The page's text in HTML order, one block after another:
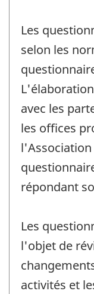
Les
selon les
avec les
les offices
l'Association
répondant
Les
l'objet de
activités et